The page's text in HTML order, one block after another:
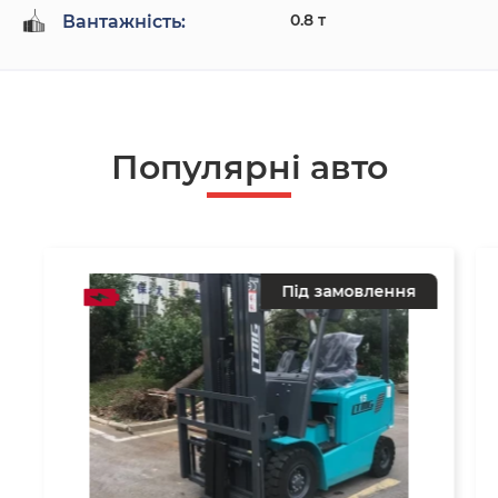
Вантажність: 0.8 т
Популярнi авто
Під замовлення